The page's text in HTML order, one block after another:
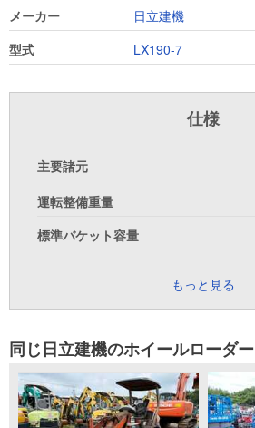
メーカー
日立建機
型式
LX190-7
仕様
主要諸元
運転整備重量
標準バケット容量
もっと見る
同じ日立建機のホイールローダー